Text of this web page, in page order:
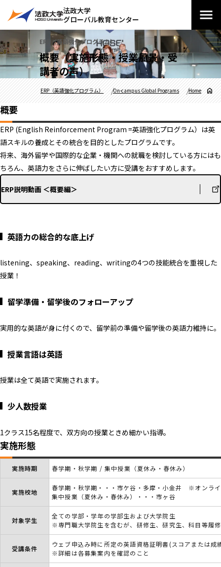
法政大学
グローバル教育センター
ERP（英語強化プログラム）
概要（実施形態・授業風景・受
講者の声）
Home
On-campus Global Programs
ERP（英語強化プログラム）
概要
ERP (English Reinforcement Program =英語強化プログラム）は英
語スキルの養成とその統合を目的としたプログラムです。
将来、海外留学や国際的な企業・機関への就職を検討している方にはも
ちろん、英語力をさらに伸ばしたい方に受講をおすすめします。
ERP説明動画 ＜概要編＞
英語力の総合的な底上げ
listening、speaking、reading、writingの4つの技能統合を重視した
授業！
留学準備・留学後のフォローアップ
実用的な英語が身に付くので、留学前の準備や留学後の英語力維持に。
授業言語は英語
授業は全て英語で実施されます。
少人数授業
1クラス15名程度で、双方向の授業ときめ細かい指導。
実施形態
実施時期 春学期・秋学期 / 集中授業（夏休み・春休み）
実施校地
春学期・秋学期・・・市ケ谷・多摩・小金井 ※オンラ
集中授業（夏休み・春休み）・・・市ヶ谷
対象学生
全ての学部・学年の学部生および大学院生
※専門職大学院生を含むが、研修生、研究生、科目等履
受講条件
ウェブ申込み時に所定の英語資格証明書(スコアまたは
※詳細は各募集案内を確認のこと